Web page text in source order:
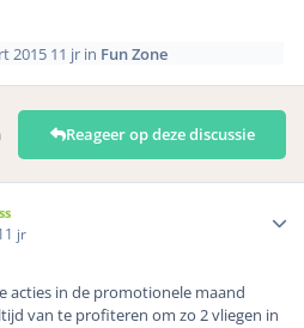
2015 11 jr in Fun Zone
Reageer op deze discussie
jr
acties in de promotionele maand
van te profiteren om zo 2 vliegen in